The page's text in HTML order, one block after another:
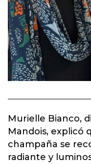
Murielle Bianco,
Mandois, explicó
champaña se
radiante y